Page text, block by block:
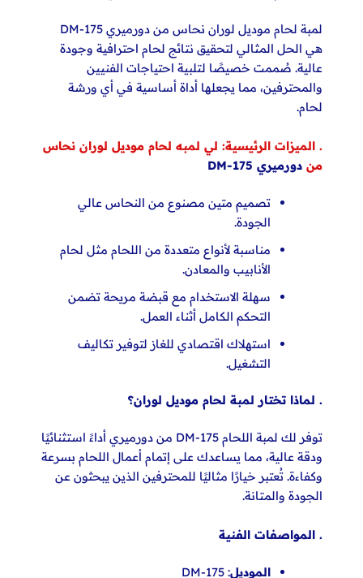
لمبة لحام موديل لوران نحاس من دورميري DM-175
هي الحل المثالي لتحقيق نتائج لحام احترافية وجودة
عالية. صُممت خصيصًا لتلبية احتياجات الفنيين
والمحترفين، مما يجعلها أداة أساسية في أي ورشة
لحام.
. الميزات الرئيسية: لي لمبه لحام موديل لوران نحاس
من دورميري DM-175
تصميم متين مصنوع من النحاس عالي
الجودة.
مناسبة لأنواع متعددة من اللحام مثل لحام
الأنابيب والمعادن.
سهلة الاستخدام مع قبضة مريحة تضمن
التحكم الكامل أثناء العمل.
استهلاك اقتصادي للغاز لتوفير تكاليف
التشغيل.
. لماذا تختار لمبة لحام موديل لوران؟
توفر لك لمبة اللحام DM-175 من دورميري أداءً استثنائيًا
ودقة عالية، مما يساعدك على إتمام أعمال اللحام بسرعة
وكفاءة. تُعتبر خيارًا مثاليًا للمحترفين الذين يبحثون عن
الجودة والمتانة.
. المواصفات الفنية
الموديل: DM-175